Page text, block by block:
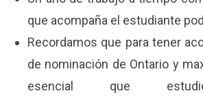
que acompaña el estudiante
Recordamos que para tener
de nominación de Ontario y
esencial que